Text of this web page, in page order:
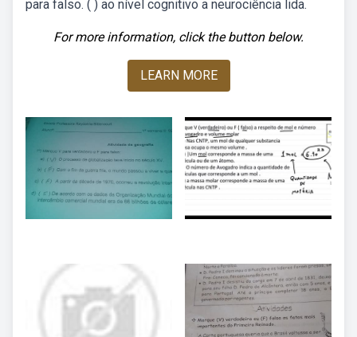
para falso. ( ) ao nível cognitivo a neurociência lida.
For more information, click the button below.
LEARN MORE